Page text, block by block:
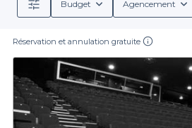
louer entièrement modulable qui
d’envisager toutes les
pour votre
Budget Agencement
Réservation et annulation gratuite